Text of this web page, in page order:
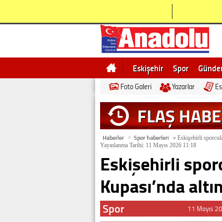
Eskişehir Spor
Bilecik
Ne demek
Foto Galeri Yazarlar
FLAŞ
Haberler > Spor haberleri » Eskişehirli
Yayınlanma Tarihi: 11 Mayıs 2026 11:18
Eskişehirli
Kupası’nda
Spor 11 Mayıs